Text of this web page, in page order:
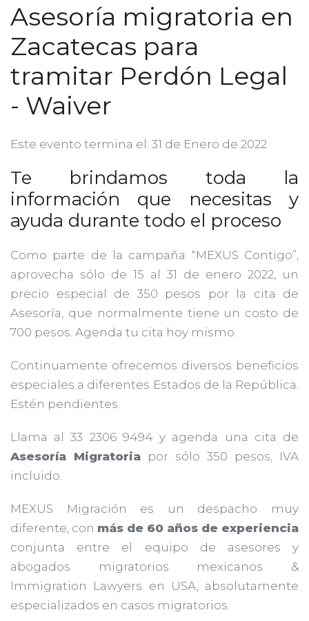
Asesoría migratoria en
Zacatecas para
tramitar Perdón Legal
- Waiver
Este evento termina el: 31 de Enero de 2022
Te brindamos toda la
información que necesitas y
ayuda durante todo el proceso
Como parte de la campaña “MEXUS Contigo”,
aprovecha sólo de 15 al 31 de enero 2022, un
precio especial de 350 pesos por la cita de
Asesoría, que normalmente tiene un costo de
700 pesos. Agenda tu cita hoy mismo.
Continuamente ofrecemos diversos beneficios
especiales a diferentes Estados de la República.
Estén pendientes.
Llama al 33 2306 9494 y agenda una cita de
Asesoría Migratoria por sólo 350 pesos, IVA
incluido.
MEXUS Migración es un despacho muy
diferente, con más de 60 años de experiencia
conjunta entre el equipo de asesores y
abogados migratorios mexicanos &
Immigration Lawyers en USA, absolutamente
especializados en casos migratorios.